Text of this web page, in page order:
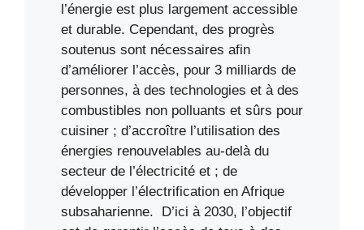
l’énergie est plus largement accessible
et durable. Cependant, des progrès
soutenus sont nécessaires afin
d’améliorer l’accès, pour 3 milliards de
personnes, à des technologies et à des
combustibles non polluants et sûrs pour
cuisiner ; d’accroître l’utilisation des
énergies renouvelables au-delà du
secteur de l’électricité et ; de
développer l’électrification en Afrique
subsaharienne. D’ici à 2030, l’objectif